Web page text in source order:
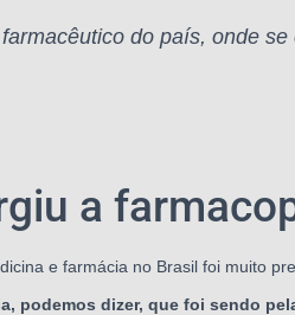
farmacêutico do país, onde
a
e farmácia no Brasil foi muito
podemos dizer, que foi sendo